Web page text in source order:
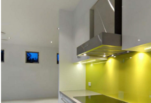
GIORNO